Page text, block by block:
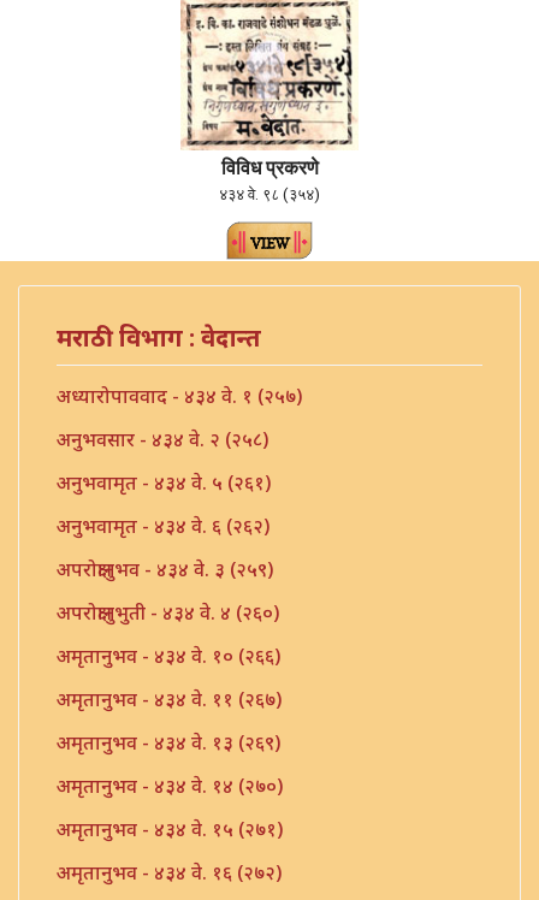
विविध प्रकरणे
४३४ वे. ९८ (३५४)
मराठी विभाग : वेदान्त
अध्यारोपाववाद - ४३४ वे. १ (२५७)
अनुभवसार - ४३४ वे. २ (२५८)
अनुभवामृत - ४३४ वे. ५ (२६१)
अनुभवामृत - ४३४ वे. ६ (२६२)
अपरोक्षानुभव - ४३४ वे. ३ (२५९)
अपरोक्षानुभुती - ४३४ वे. ४ (२६०)
अमृतानुभव - ४३४ वे. १० (२६६)
अमृतानुभव - ४३४ वे. ११ (२६७)
अमृतानुभव - ४३४ वे. १३ (२६९)
अमृतानुभव - ४३४ वे. १४ (२७०)
अमृतानुभव - ४३४ वे. १५ (२७१)
अमृतानुभव - ४३४ वे. १६ (२७२)